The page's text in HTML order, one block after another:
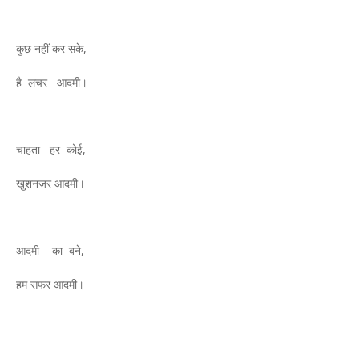
कुछ नहीं कर सके,
है लचर आदमी।
चाहता हर कोई,
खुशनज़र आदमी।
आदमी का बने,
हम सफर आदमी।